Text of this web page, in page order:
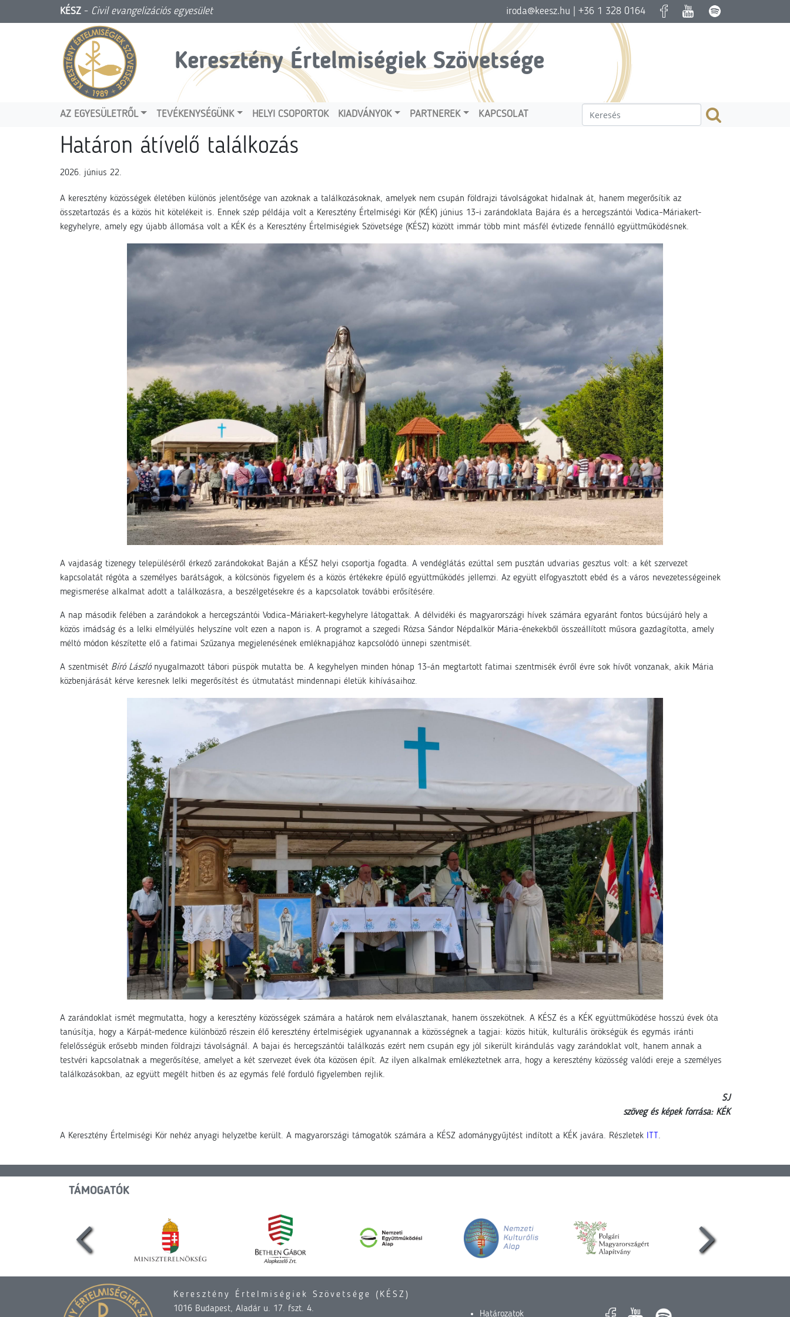
KÉSZ - Civil evangelizációs egyesület iroda@keesz.hu | +36 1 328 0164
Keresztény Értelmiségiek Szövetsége
AZ EGYESÜLETRŐL TEVÉKENYSÉGÜNK HELYI CSOPORTOK KIADVÁNYOK PARTNEREK KAPCSOLAT
Határon átívelő találkozás
2026. június 22.
A keresztény közösségek életében különös jelentősége van azoknak a találkozásoknak, amelyek nem csupán földrajzi távolságokat hidalnak át, hanem megerősítik az
összetartozás és a közös hit kötelékeit is. Ennek szép példája volt a Keresztény Értelmiségi Kör (KÉK) június 13-i zarándoklata Bajára és a hercegszántói Vodica–Máriakert-
kegyhelyre, amely egy újabb állomása volt a KÉK és a Keresztény Értelmiségiek Szövetsége (KÉSZ) között immár több mint másfél évtizede fennálló együttműködésnek.
A vajdaság tizenegy településéről érkező zarándokokat Baján a KÉSZ helyi csoportja fogadta. A vendéglátás ezúttal sem pusztán udvarias gesztus volt: a két szervezet
kapcsolatát régóta a személyes barátságok, a kölcsönös figyelem és a közös értékekre épülő együttműködés jellemzi. Az együtt elfogyasztott ebéd és a város nevezetességeinek
megismerése alkalmat adott a találkozásra, a beszélgetésekre és a kapcsolatok további erősítésére.
A nap második felében a zarándokok a hercegszántói Vodica–Máriakert-kegyhelyre látogattak. A délvidéki és magyarországi hívek számára egyaránt fontos búcsújáró hely a
közös imádság és a lelki elmélyülés helyszíne volt ezen a napon is. A programot a szegedi Rózsa Sándor Népdalkör Mária-énekekből összeállított műsora gazdagította, amely
méltó módon készítette elő a fatimai Szűzanya megjelenésének emléknapjához kapcsolódó ünnepi szentmisét.
A szentmisét Bíró Lászlónyugalmazott tábori püspök mutatta be. A kegyhelyen minden hónap 13-án megtartott fatimai szentmisék évről évre sok hívőt vonzanak, akik Mária
közbenjárását kérve keresnek lelki megerősítést és útmutatást mindennapi életük kihívásaihoz.
A zarándoklat ismét megmutatta, hogy a keresztény közösségek számára a határok nem elválasztanak, hanem összekötnek. A KÉSZ és a KÉK együttműködése hosszú évek óta
tanúsítja, hogy a Kárpát-medence különböző részein élő keresztény értelmiségiek ugyanannak a közösségnek a tagjai: közös hitük, kulturális örökségük és egymás iránti
felelősségük erősebb minden földrajzi távolságnál. A bajai és hercegszántói találkozás ezért nem csupán egy jól sikerült kirándulás vagy zarándoklat volt, hanem annak a
testvéri kapcsolatnak a megerősítése, amelyet a két szervezet évek óta közösen épít. Az ilyen alkalmak emlékeztetnek arra, hogy a keresztény közösség valódi ereje a személyes
találkozásokban, az együtt megélt hitben és az egymás felé forduló figyelemben rejlik.
SJ
szöveg és képek forrása: KÉK
A Keresztény Értelmiségi Kör nehéz anyagi helyzetbe került. A magyarországi támogatók számára a KÉSZ adománygyűjtést indított a KÉK javára. Részletek .
TÁMOGATÓK
Keresztény Értelmiségiek Szövetsége (KÉSZ)
1016 Budapest, Aladár u. 17. fszt. 4.
Határozatok